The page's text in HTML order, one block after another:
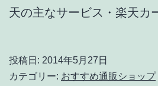
天の主なサービス・楽天カ
投稿日: 2014年5月27日
カテゴリー: おすすめ通販ショップ